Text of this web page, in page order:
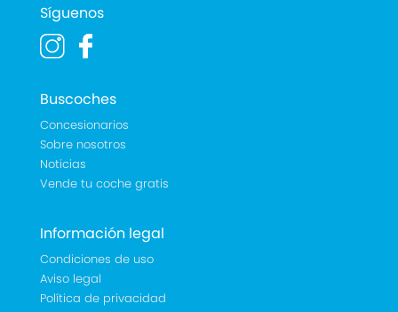
Síguenos
Buscoches
Concesionarios
Sobre nosotros
Noticias
Vende tu coche gratis
Información legal
Condiciones de uso
Aviso legal
Política de privacidad